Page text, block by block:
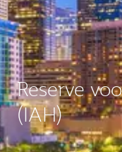
Reserve
(IAH)